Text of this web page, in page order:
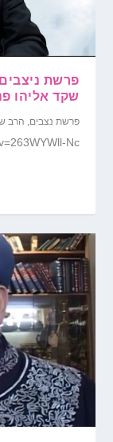
פרשת
שקד אליהו
פרשת נצבים הרב
Nc